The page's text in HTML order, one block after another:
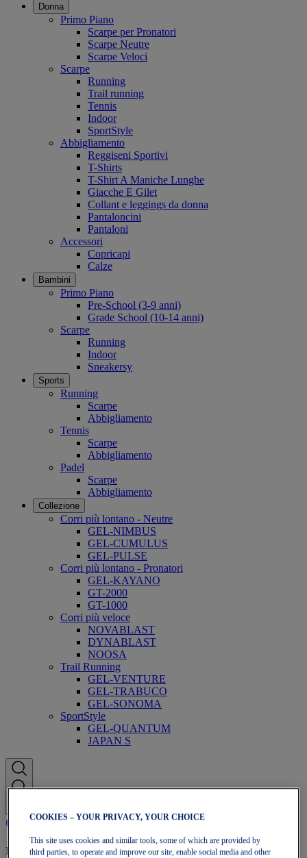
Donna
Primo Piano
Scarpe per Pronatori
Scarpe Neutre
Scarpe Veloci
Scarpe
Running
Trail running
Tennis
Indoor
SportStyle
Abbigliamento
Reggiseni Sportivi
T-Shirts
T-Shirt A Maniche Lunghe
Giacche E Gilet
Collant e leggings da donna
Pantaloncini
Pantaloni
Accessori
Copricapi
Calze
Bambini
Primo Piano
Pre-School (3-9 anni)
Grade School (10-14 anni)
Scarpe
Running
Indoor
Sneakersy
Sports
Running
Scarpe
Abbigliamento
Tennis
Scarpe
Abbigliamento
Padel
Scarpe
Abbigliamento
Collezione
Corri più lontano - Neutre
GEL-NIMBUS
GEL-CUMULUS
GEL-PULSE
Corri più lontano - Pronatori
GEL-KAYANO
GT-2000
GT-1000
Corri più veloce
NOVABLAST
DYNABLAST
NOOSA
Trail Running
GEL-VENTURE
GEL-TRABUCO
GEL-SONOMA
SportStyle
GEL-QUANTUM
JAPAN S
Iscrizione a OneASICS
COOKIES – YOUR PRIVACY, YOUR CHOICE
This site uses cookies and similar tools, some of which are provided by
third parties, to operate and improve our site, enable social media and other